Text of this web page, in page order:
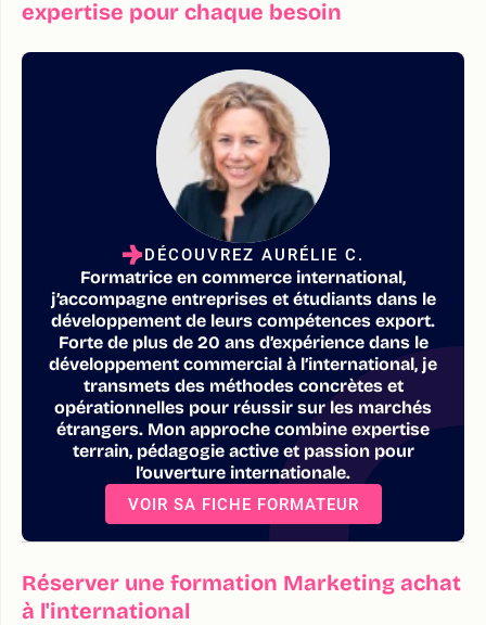
expertise pour chaque besoin
DÉCOUVREZ AURÉLIE C.
Formatrice en commerce international,
j’accompagne entreprises et étudiants dans le
développement de leurs compétences export.
Forte de plus de 20 ans d’expérience dans le
développement commercial à l’international, je
transmets des méthodes concrètes et
opérationnelles pour réussir sur les marchés
étrangers. Mon approche combine expertise
terrain, pédagogie active et passion pour
l’ouverture internationale.
VOIR SA FICHE FORMATEUR
Réserver une formation Marketing achat
à l'international